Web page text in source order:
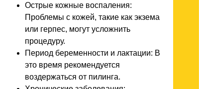
Острые кожные воспаления:
Проблемы с кожей, такие как экзема
или герпес, могут усложнить
процедуру.
Период беременности и лактации: В
это время рекомендуется
воздержаться от пилинга.